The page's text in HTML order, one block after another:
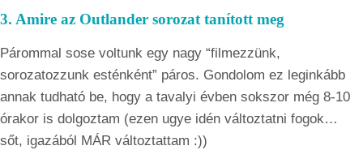
3. Amire az Outlander sorozat tanított meg
Párommal sose voltunk egy nagy “filmezzünk,
sorozatozzunk esténként” páros. Gondolom ez leginkább
annak tudható be, hogy a tavalyi évben sokszor még 8-10
órakor is dolgoztam (ezen ugye idén változtatni fogok…
sőt, igazából MÁR változtattam :))